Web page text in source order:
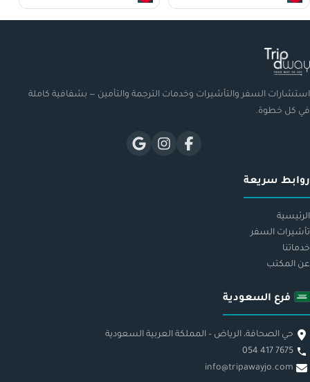
استشارات السفر والتأشيرات وخدمات الترجمة والتأمين — بشفافية كاملة
في كل خطوة.
روابط سريعة
الرئيسية
تأشيرات السفر
خدماتنا
عن المكتب
فرع السعودية
حي الصحافة، الرياض – المملكة العربية السعودية
054 417 7675
info@tripawayjo.com